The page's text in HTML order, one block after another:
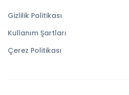
Gizlilik Politikası
Kullanım Şartları
Çerez Politikası